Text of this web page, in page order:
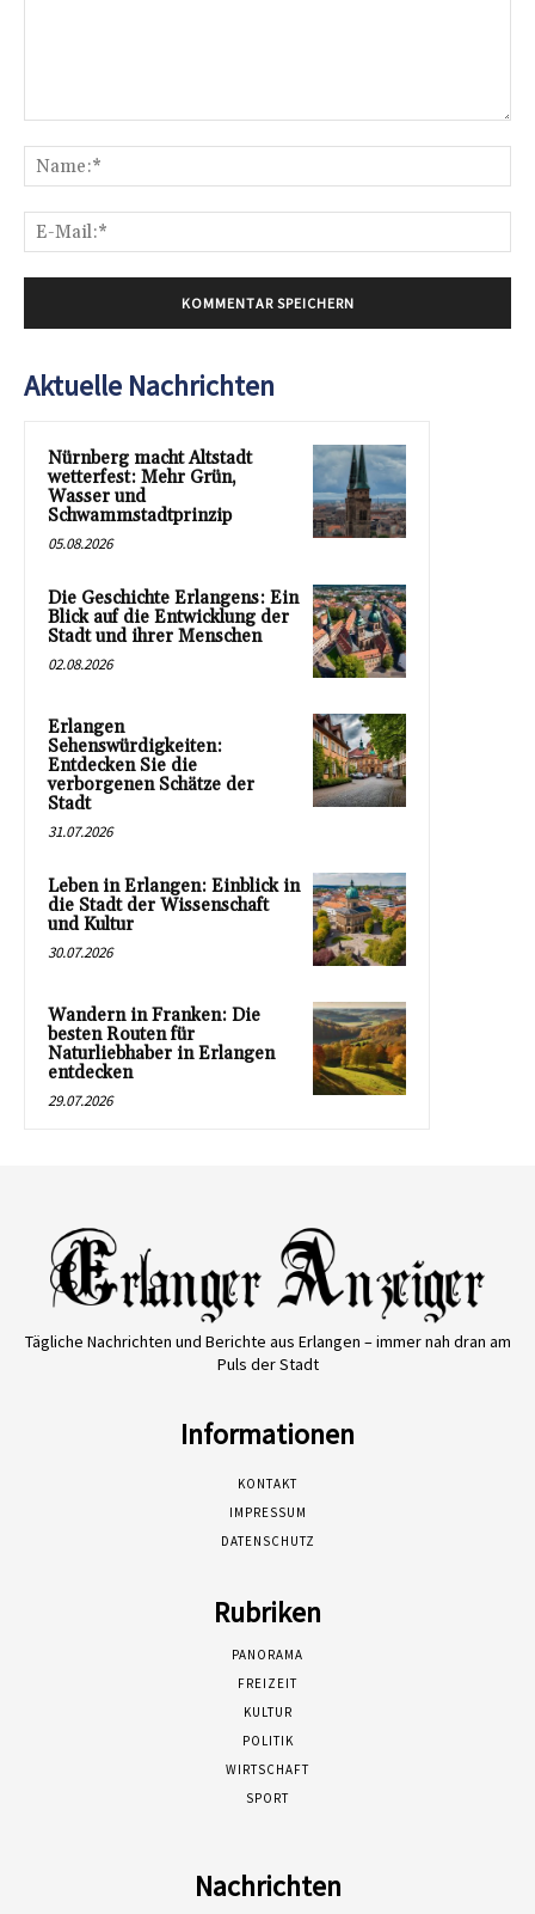
Aktuelle Nachrichten
Nürnberg macht Altstadt
wetterfest: Mehr Grün,
Wasser und
Schwammstadtprinzip
05.08.2026
Die Geschichte Erlangens: Ein
Blick auf die Entwicklung der
Stadt und ihrer Menschen
02.08.2026
Erlangen
Sehenswürdigkeiten:
Entdecken Sie die
verborgenen Schätze der
Stadt
31.07.2026
Leben in Erlangen: Einblick in
die Stadt der Wissenschaft
und Kultur
30.07.2026
Wandern in Franken: Die
besten Routen für
Naturliebhaber in Erlangen
entdecken
29.07.2026
Tägliche Nachrichten und Berichte aus Erlangen – immer nah dran am
Puls der Stadt
Informationen
KONTAKT
IMPRESSUM
DATENSCHUTZ
Rubriken
PANORAMA
FREIZEIT
KULTUR
POLITIK
WIRTSCHAFT
SPORT
Nachrichten